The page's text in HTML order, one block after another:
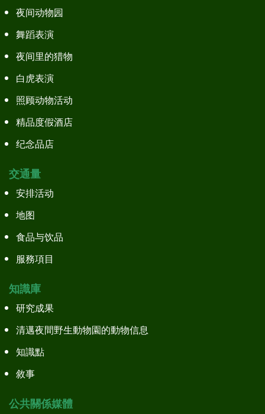
夜间动物园
舞蹈表演
夜间里的猎物
白虎表演
照顾动物活动
精品度假酒店
纪念品店
交通量
安排活动
地图
食品与饮品
服務項目
知識庫
研究成果
清邁夜間野生動物園的動物信息
知識點
敘事
公共關係媒體